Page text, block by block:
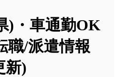
)・車通勤OK
職/派遣情報
新)